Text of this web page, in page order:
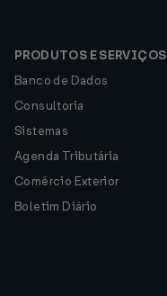
PRODUTOS E SERVIÇOS
Banco de Dados
Consultoria
Sistemas
Agenda Tributária
Comércio Exterior
Boletim Diário